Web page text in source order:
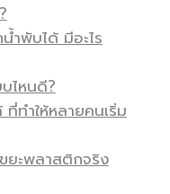
ำพับได้ มีอะไร
ไหนดี?
ทำให้หลายคนเริ่ม
ยะพลาสติกจริง